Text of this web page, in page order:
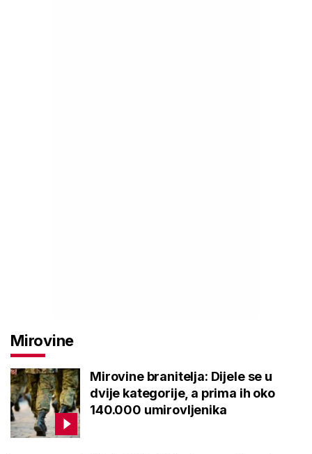
Mirovine
Mirovine branitelja: Dijele se u
dvije kategorije, a prima ih oko
140.000 umirovljenika